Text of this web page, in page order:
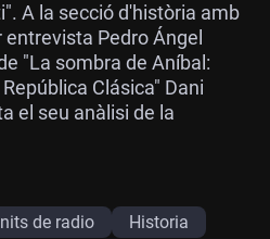
A la secció d'història amb
entrevista Pedro Ángel
"La sombra de Aníbal:
Clásica" Dani
el seu anàlisi de la
nits de radio
Historia